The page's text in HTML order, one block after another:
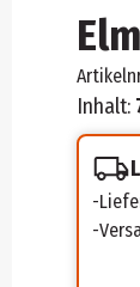
Inhalt: